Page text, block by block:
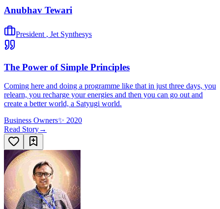
Anubhav Tewari
President , Jet Synthesys
The Power of Simple Principles
Coming here and doing a programme like that in just three days, you
relearn, you recharge your energies and then you can go out and
create a better world, a Satyugi world.
Business Owners✨ 2020
Read Story→